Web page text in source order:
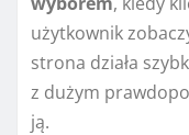
użytkownik
strona działa
z dużym
ją.